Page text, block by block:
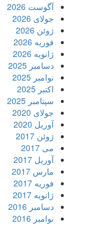
آگوست 2026
جولای 2026
ژوئن 2026
فوریه 2026
ژانویه 2026
دسامبر 2025
نوامبر 2025
اکتبر 2025
سپتامبر 2025
جولای 2020
آوریل 2020
ژوئن 2017
می 2017
آوریل 2017
مارس 2017
فوریه 2017
ژانویه 2017
دسامبر 2016
نوامبر 2016